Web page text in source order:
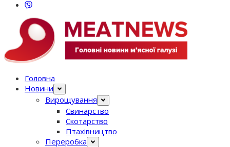
Головна
Новини
Вирощування
Свинарство
Скотарство
Птахівництво
Переробка